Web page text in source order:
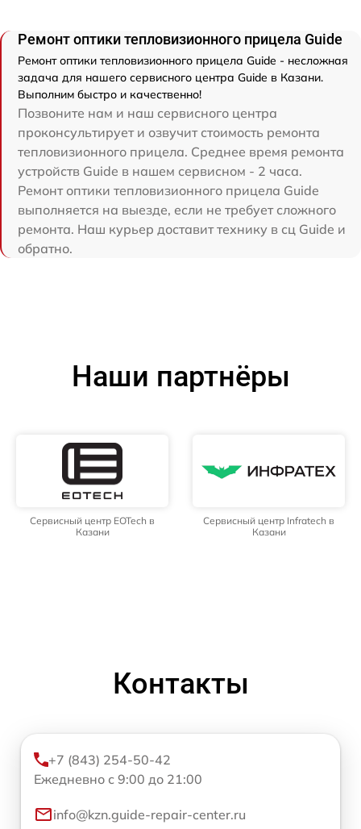
Ремонт оптики тепловизионного прицела Guide
Ремонт оптики тепловизионного прицела Guide - несложная
задача для нашего сервисного центра Guide в Казани.
Выполним быстро и качественно!
Позвоните нам и наш сервисного центра
проконсультирует и озвучит стоимость ремонта
тепловизионного прицела. Среднее время ремонта
устройств Guide в нашем сервисном - 2 часа.
Ремонт оптики тепловизионного прицела Guide
выполняется на выезде, если не требует сложного
ремонта. Наш курьер доставит технику в сц Guide и
обратно.
Наши партнёры
Сервисный центр EOTech в
Казани
Сервисный центр Infratech в
Казани
Контакты
+7 (843) 254-50-42
Ежедневно с 9:00 до 21:00
info@kzn.guide-repair-center.ru